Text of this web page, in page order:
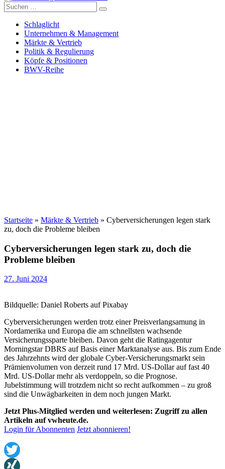
Versicherungswirtschaft-heute
Suche
nach:
Schlaglicht
Unternehmen & Management
Märkte & Vertrieb
Politik & Regulierung
Köpfe & Positionen
BWV-Reihe
Startseite » Märkte & Vertrieb » Cyberversicherungen legen stark
zu, doch die Probleme bleiben
Cyberversicherungen legen stark zu, doch die
Probleme bleiben
27. Juni 2024
Bildquelle: Daniel Roberts auf Pixabay
Cyberversicherungen werden trotz einer Preisverlangsamung in
Nordamerika und Europa die am schnellsten wachsende
Versicherungssparte bleiben. Davon geht die Ratingagentur
Morningstar DBRS auf Basis einer Marktanalyse aus. Bis zum Ende
des Jahrzehnts wird der globale Cyber-Versicherungsmarkt sein
Prämienvolumen von derzeit rund 17 Mrd. US-Dollar auf fast 40
Mrd. US-Dollar mehr als verdoppeln, so die Prognose.
Jubelstimmung will trotzdem nicht so recht aufkommen – zu groß
sind die Unwägbarkeiten in dem noch jungen Markt.
Jetzt Plus-Mitglied werden und weiterlesen: Zugriff zu allen
Artikeln auf vwheute.de.
Login für Abonnenten Jetzt abonnieren!
Twitter